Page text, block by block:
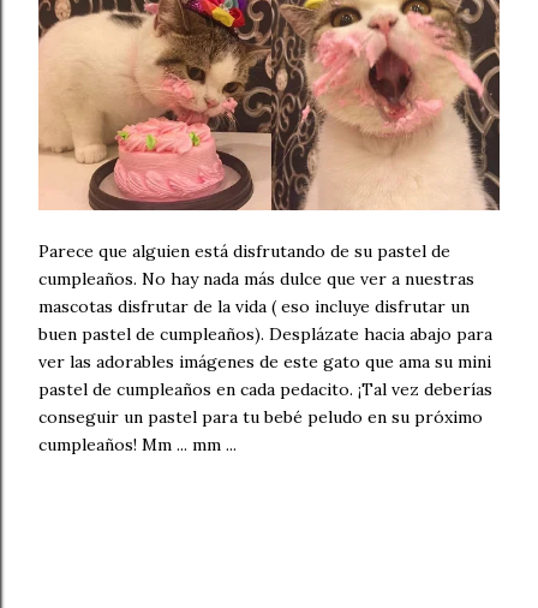
Parece que alguien está disfrutando de su pastel de
cumpleaños. No hay nada más dulce que ver a nuestras
mascotas disfrutar de la vida ( eso incluye disfrutar un
buen pastel de cumpleaños). Desplázate hacia abajo para
ver las adorables imágenes de este gato que ama su mini
pastel de cumpleaños en cada pedacito. ¡Tal vez deberías
conseguir un pastel para tu bebé peludo en su próximo
cumpleaños! Mm ... mm ...